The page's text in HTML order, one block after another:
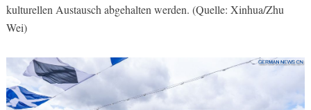
kulturellen Austausch abgehalten werden. (Quelle: Xinhua/Zhu
Wei)